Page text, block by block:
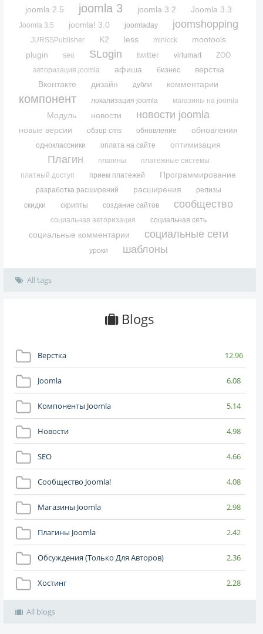
joomla 2.5 joomla 3 joomla 3.2 Joomla 3.3
Joomla 3.5 joomla! 3.0 joomladay joomshopping
JURSSPublisher K2 less minicck
mootools
plugin
seo SLogin twitter virtumart
ZOO
авторизация joomla
афиша бизнес
верстка
Вконтакте
дизайн дубли комментарии
компонент локализация joomla магазины на joomla
Модуль новости новости joomla
новые версии обзор cms обновление обновления
одноклассники оплата на сайте оптимизация
Плагин плагины
платежные системы
платный доступ
прием платежей Программирование
разработка расширений расширения
релизы
скидки
скрипты создание сайтов сообщество
социальная авторизация социальная сеть
социальные комментарии социальные сети
уроки шаблоны
All tags
Blogs
Верстка 12.96
Joomla 6.08
Компоненты Joomla 5.14
Новости 4.98
SEO 4.66
Сообщество Joomla! 4.08
Магазины Joomla 2.98
Плагины Joomla 2.42
Обсуждения (только Для Авторов) 2.36
Хостинг 2.28
All blogs